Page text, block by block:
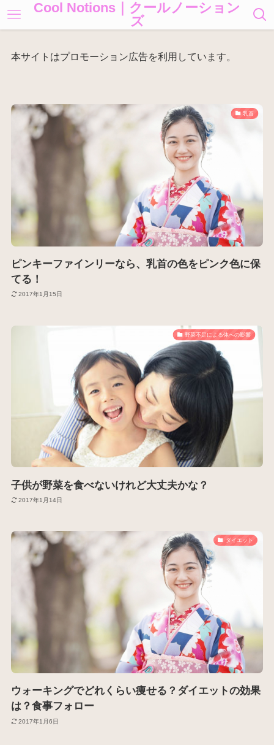
Cool Notions｜クールノーション
ズ
本サイトはプロモーション広告を利用しています。
乳首
ピンキーファインリーなら、乳首の色をピンク色に保
てる！
2017年1月15日
野菜不足による体への影響
子供が野菜を食べないけれど大丈夫かな？
2017年1月14日
ダイエット
ウォーキングでどれくらい痩せる？ダイエットの効果
は？食事フォロー
2017年1月6日